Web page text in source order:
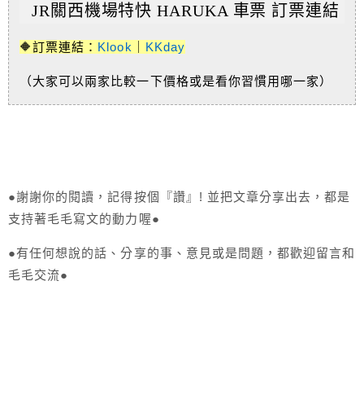
JR關西機場特快 HARUKA 車票 訂票連結
🔶訂票連結： Klook KKday
（大家可以兩家比較一下價格或是看你習慣用哪一家）
●謝謝你的閱讀，記得按個『讚』! 並把文章分享出去，都是
支持著毛毛寫文的動力喔●
●有任何想說的話、分享的事、意見或是問題，都歡迎留言和
毛毛交流●